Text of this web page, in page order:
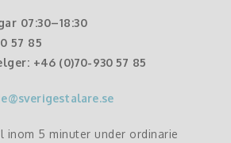
07:30–18:30
57 85
+46 (0)70-930 57 85
inom 5 minuter under ordinarie